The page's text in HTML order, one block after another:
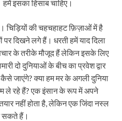
इसका हिसाब चाहिए।
चिड़ियों की चहचहाहट फ़िज़ाओं में है
दिखने लगे हैं। धरती हमें याद दिला
के तरीके मौजूद हैं लेकिन इसके लिए
दो दुनियाओं के बीच का प्रवेश द्वार
जाएंगे? क्या हम मर के अगली दुनिया
ले रहे हैं? एक इंसान के रूप में अपने
नहीं होता है, लेकिन एक जिंदा नस्ल
सकते हैं।